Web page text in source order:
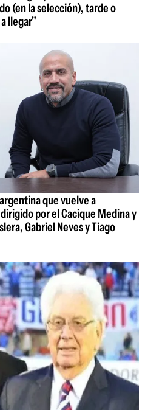
(en la selección), tarde o
llegar"
que vuelve a
por el Cacique Medina y
Gabriel Neves y Tiago